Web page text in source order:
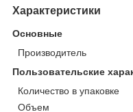
Характеристики
Основные
Производитель
Пользовательские
Количество в упаковке
Объем